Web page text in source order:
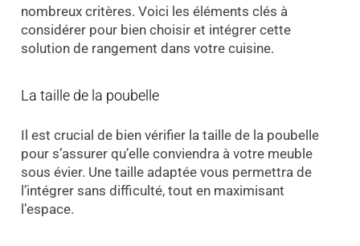
nombreux critères. Voici les éléments clés à
considérer pour bien choisir et intégrer cette
solution de rangement dans votre cuisine.
La taille de la poubelle
Il est crucial de bien vérifier la taille de la poubelle
pour s’assurer qu’elle conviendra à votre meuble
sous évier. Une taille adaptée vous permettra de
l’intégrer sans difficulté, tout en maximisant
l’espace.